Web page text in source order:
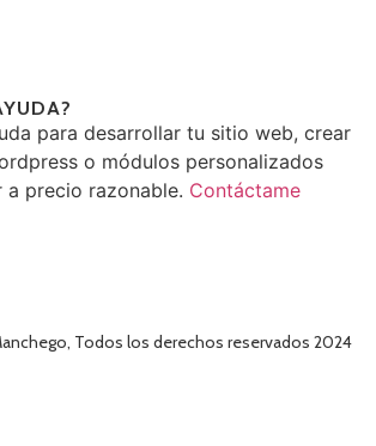
para desarrollar tu sitio web, crear
o módulos personalizados
a precio razonable. Contáctame
Todos los derechos reservados 2024